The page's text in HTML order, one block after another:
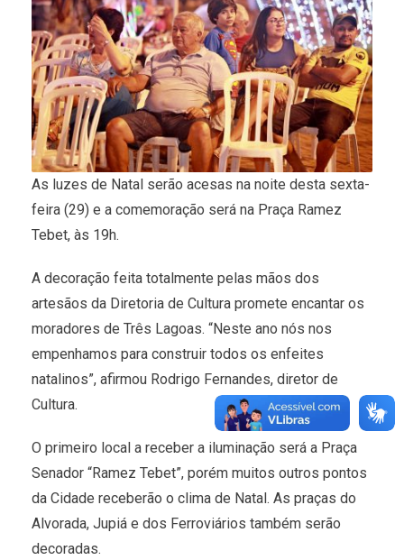
As luzes de Natal serão acesas na noite desta sexta-
feira (29) e a comemoração será na Praça Ramez
Tebet, às 19h.
A decoração feita totalmente pelas mãos dos
artesãos da Diretoria de Cultura promete encantar os
moradores de Três Lagoas. “Neste ano nós nos
empenhamos para construir todos os enfeites
natalinos”, afirmou Rodrigo Fernandes, diretor de
Cultura.
O primeiro local a receber a iluminação será a Praça
Senador “Ramez Tebet”, porém muitos outros pontos
da Cidade receberão o clima de Natal. As praças do
Alvorada, Jupiá e dos Ferroviários também serão
decoradas.